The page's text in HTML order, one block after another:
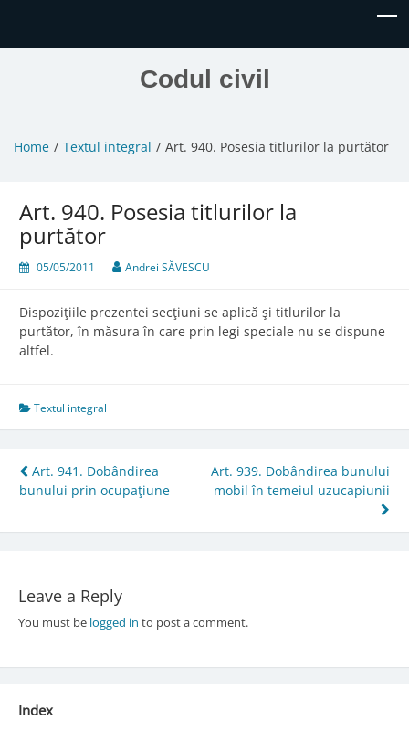
Codul civil
Home Textul integral Art. 940. Posesia titlurilor la purtător
Art. 940. Posesia titlurilor la
purtător
05/05/2011 Andrei SĂVESCU
Dispoziţiile prezentei secţiuni se aplică şi titlurilor la
purtător, în măsura în care prin legi speciale nu se dispune
altfel.
Textul integral
Post
navigation
Art. 941. Dobândirea
bunului prin ocupaţiune
Art. 939. Dobândirea bunului
mobil în temeiul uzucapiunii
Leave a Reply
You must be logged in to post a comment.
Index